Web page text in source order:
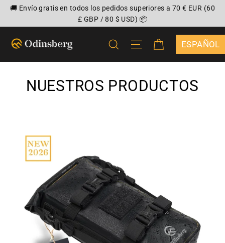
contenido
🚚 Envío gratis en todos los pedidos superiores a 70 € EUR (60
£ GBP / 80 $ USD) 📦
BUSCARNAVEGACIÓN
CARRITO
NUESTROS PRODUCTOS